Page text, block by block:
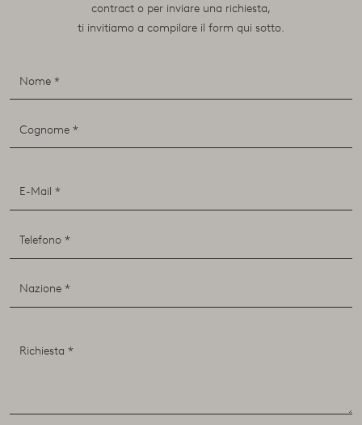
contract o per inviare una richiesta,
ti invitiamo a compilare il form qui sotto.